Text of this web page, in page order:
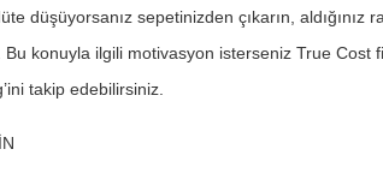
düşüyorsanız sepetinizden çıkarın, aldığınız
konuyla ilgili motivasyon isterseniz True Cost
takip edebilirsiniz.